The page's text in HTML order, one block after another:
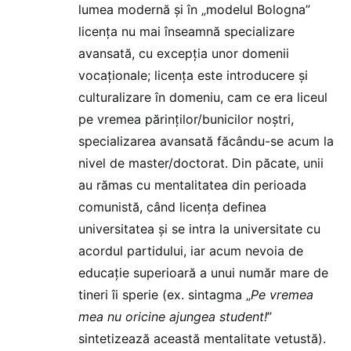
lumea modernă și în „modelul Bologna”
licența nu mai înseamnă specializare
avansată, cu excepția unor domenii
vocaționale; licența este introducere și
culturalizare în domeniu, cam ce era liceul
pe vremea părinților/bunicilor noștri,
specializarea avansată făcându-se acum la
nivel de master/doctorat. Din păcate, unii
au rămas cu mentalitatea din perioada
comunistă, când licența definea
universitatea și se intra la universitate cu
acordul partidului, iar acum nevoia de
educație superioară a unui număr mare de
tineri îi sperie (ex. sintagma „Pe vremea
mea nu oricine ajungea student!”
sintetizează această mentalitate vetustă).